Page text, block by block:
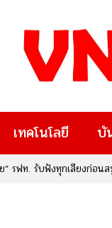
เทคโนโลยี บั
ณ ภูมิแสน” เปิดกาล่าพรีเ